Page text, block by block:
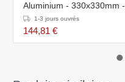
Aluminium - 330x330mm -
1840(L)mm
1-3 jours ouvrés
144,81 €